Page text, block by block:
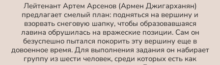
Лейтенант Артем Арсенов (Армен Джигарханян)
предлагает смелый план: подняться на вершину и
взорвать снеговую шапку, чтобы образовавшаяся
лавина обрушилась на вражеские позиции. Сам он
безуспешно пытался покорить эту вершину еще в
довоенное время. Для выполнения задания он набирает
группу из шести человек, среди которых есть как